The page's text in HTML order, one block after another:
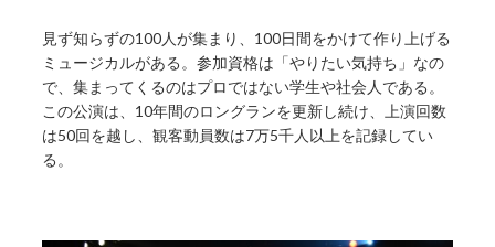
見ず知らずの100人が集まり、100日間をかけて作り上げる
ミュージカルがある。参加資格は「やりたい気持ち」なの
で、集まってくるのはプロではない学生や社会人である。
この公演は、10年間のロングランを更新し続け、上演回数
は50回を越し、観客動員数は7万5千人以上を記録してい
る。